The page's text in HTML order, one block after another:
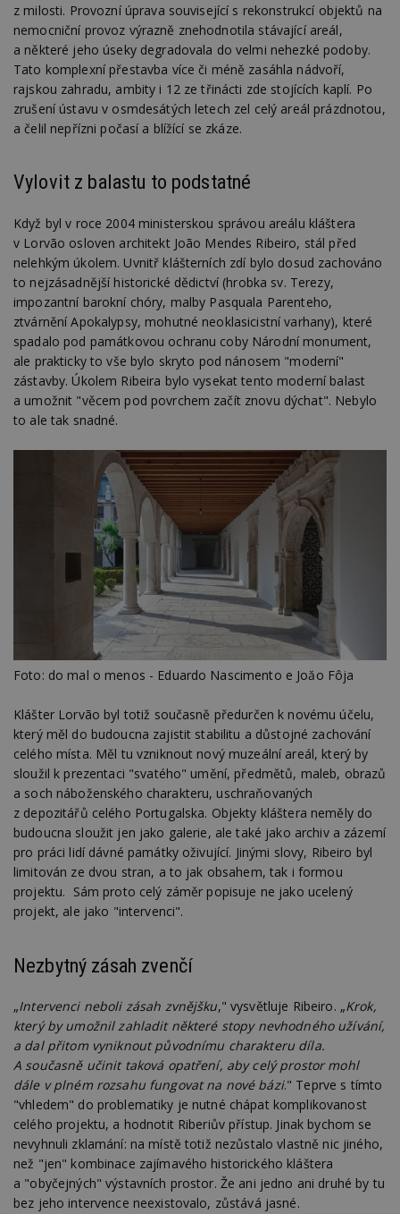
z milosti. Provozní úprava související s rekonstrukcí objektů na
nemocniční provoz výrazně znehodnotila stávající areál,
a některé jeho úseky degradovala do velmi nehezké podoby.
Tato komplexní přestavba více či méně zasáhla nádvoří,
rajskou zahradu, ambity i 12 ze třinácti zde stojících kaplí. Po
zrušení ústavu v osmdesátých letech zel celý areál prázdnotou,
a čelil nepřízni počasí a blížící se zkáze.
Vylovit z balastu to podstatné
Když byl v roce 2004 ministerskou správou areálu kláštera
v Lorvão osloven architekt João Mendes Ribeiro, stál před
nelehkým úkolem. Uvnitř klášterních zdí bylo dosud zachováno
to nejzásadnější historické dědictví (hrobka sv. Terezy,
impozantní barokní chóry, malby Pasquala Parenteho,
ztvárnění Apokalypsy, mohutné neoklasicistní varhany), které
spadalo pod památkovou ochranu coby Národní monument,
ale prakticky to vše bylo skryto pod nánosem "moderní"
zástavby. Úkolem Ribeira bylo vysekat tento moderní balast
a umožnit "věcem pod povrchem začít znovu dýchat". Nebylo
to ale tak snadné.
Foto: do mal o menos - Eduardo Nascimento e Joăo Fôja
Klášter Lorvão byl totiž současně předurčen k novému účelu,
který měl do budoucna zajistit stabilitu a důstojné zachování
celého místa. Měl tu vzniknout nový muzeální areál, který by
sloužil k prezentaci "svatého" umění, předmětů, maleb, obrazů
a soch náboženského charakteru, uschraňovaných
z depozitářů celého Portugalska. Objekty kláštera neměly do
budoucna sloužit jen jako galerie, ale také jako archiv a zázemí
pro práci lidí dávné památky oživující. Jinými slovy, Ribeiro byl
limitován ze dvou stran, a to jak obsahem, tak i formou
projektu. Sám proto celý záměr popisuje ne jako ucelený
projekt, ale jako "intervenci".
Nezbytný zásah zvenčí
„Intervenci neboli zásah zvnějšku," vysvětluje Ribeiro. „Krok,
který by umožnil zahladit některé stopy nevhodného užívání,
a dal přitom vyniknout původnímu charakteru díla.
A současně učinit taková opatření, aby celý prostor mohl
dále v plném rozsahu fungovat na nové bázi." Teprve s tímto
"vhledem" do problematiky je nutné chápat komplikovanost
celého projektu, a hodnotit Riberiův přístup. Jinak bychom se
nevyhnuli zklamání: na místě totiž nezůstalo vlastně nic jiného,
než "jen" kombinace zajímavého historického kláštera
a "obyčejných" výstavních prostor. Že ani jedno ani druhé by tu
bez jeho intervence neexistovalo, zůstává jasné.